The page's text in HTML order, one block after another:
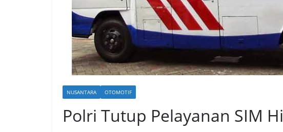
NUSANTARA OTOMOTIF
Polri Tutup Pelayanan SIM